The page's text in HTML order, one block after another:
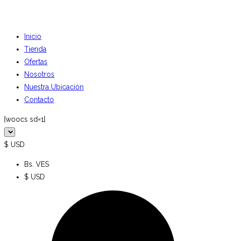
Inicio
Tienda
Ofertas
Nosotros
Nuestra Ubicación
Contacto
[woocs sd=1]
$ USD
Bs. VES
$ USD